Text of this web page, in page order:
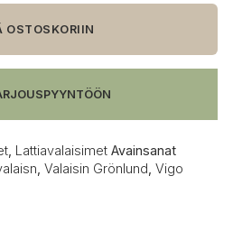
OSTOSKORIIN
Lattiavalaisimet Avainsanat
Valaisin Grönlund Vigo